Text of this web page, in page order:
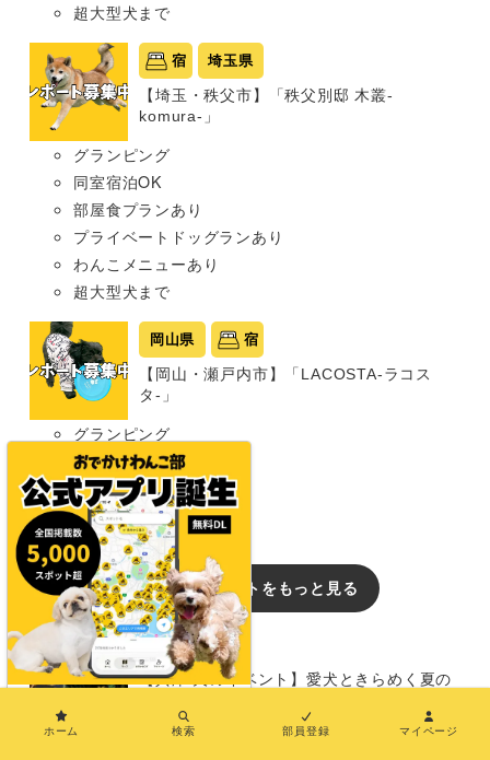
超大型犬まで
宿 埼玉県
【埼玉・秩父市】「秩父別邸 木叢-
komura-」
グランピング
同室宿泊OK
部屋食プランあり
プライベートドッグランあり
わんこメニューあり
超大型犬まで
岡山県 宿
【岡山・瀬戸内市】「LACOSTA-ラコス
タ-」
グランピング
同室宿泊OK
部屋食プランあり
中型犬まで
おでかけレポートをもっと見る
イベント
【兵庫/犬のイベント】愛犬ときらめく夏の
グラン」（TOTTEI PARK 芝生エリア）
8/14〜16
ホーム 検索 部員登録 マイページ